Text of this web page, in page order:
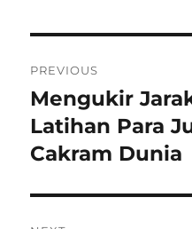
pos
PREVIOUS
Previous
post:
Mengukir
Latihan Para
Cakram Dunia